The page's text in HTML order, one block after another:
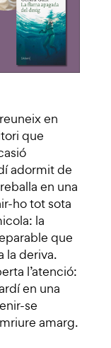
en
que
adormit de
en una
ho tot sota
la
que
la deriva.
l’atenció:
en una
se
amarg.